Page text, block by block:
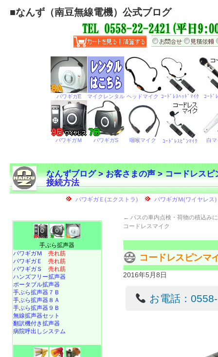
■なんず（南豆無線電機）公式ブログ
なんずブログ>お客さまの声>コードレスピ
接続方法
← バスの車内点検・荷物の積込み
コードレスマイク
コードレスピンマ
2016年5月8日
お電話：
手ぶら拡声器
パワギガＭ 売れ筋
パワギガＥ 売れ筋
パワギガＳ 売れ筋
ハンズフリー拡声器
ポータブル拡声器
手ぶら拡声器７Ｂ
手ぶら拡声器８Ａ
手ぶら拡声器９Ｂ
無線拡声器セット
翻訳機付き拡声器
病院呼出しシステム